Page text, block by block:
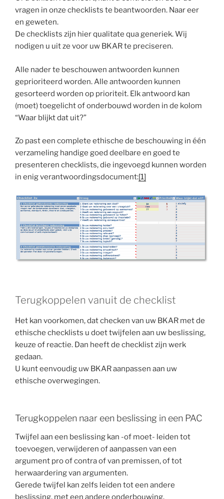
vragen in onze checklists te beantwoorden. Naar eer
en geweten.
De checklists zijn hier qualitate qua generiek. Wij
nodigen u uit ze voor uw BKAR te preciseren.
Alle nader te beschouwen antwoorden kunnen
geprioriteerd worden. Alle antwoorden kunnen
gesorteerd worden op prioriteit. Elk antwoord kan
(moet) toegelicht of onderbouwd worden in de kolom
“Waar blijkt dat uit?”
Zo past een complete ethische de beschouwing in één
verzameling handige goed deelbare en goed te
presenteren checklists, die ingevoegd kunnen worden
in enig verantwoordingsdocument:[1]
Terugkoppelen vanuit de checklist
Het kan voorkomen, dat checken van uw BKAR met de
ethische checklists u doet twijfelen aan uw beslissing,
keuze of reactie. Dan heeft de checklist zijn werk
gedaan.
U kunt eenvoudig uw BKAR aanpassen aan uw
ethische overwegingen.
Terugkoppelen naar een beslissing in een PAC
Twijfel aan een beslissing kan -of moet- leiden tot
toevoegen, verwijderen of aanpassen van een
argument pro of contra of van premissen, of tot
herwaardering van argumenten.
Gerede twijfel kan zelfs leiden tot een andere
beslissing, met een andere onderbouwing.